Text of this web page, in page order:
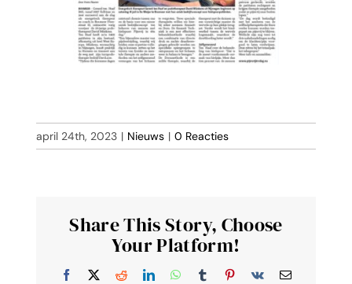
april 24th, 2023 | Nieuws | 0 Reacties
Share This Story, Choose
Your Platform!
Facebook
X RedditLinkedInWhatsApp
TumblrPinterest
Vk
E-